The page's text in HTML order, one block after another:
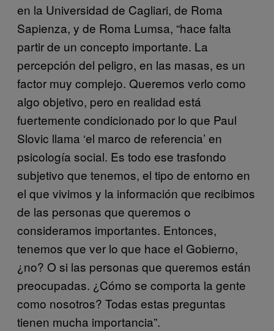
en la Universidad de Cagliari, de Roma
Sapienza, y de Roma Lumsa, “hace falta
partir de un concepto importante. La
percepción del peligro, en las masas, es un
factor muy complejo. Queremos verlo como
algo objetivo, pero en realidad está
fuertemente condicionado por lo que Paul
Slovic llama ‘el marco de referencia’ en
psicología social. Es todo ese trasfondo
subjetivo que tenemos, el tipo de entorno en
el que vivimos y la información que recibimos
de las personas que queremos o
consideramos importantes. Entonces,
tenemos que ver lo que hace el Gobierno,
¿no? O si las personas que queremos están
preocupadas. ¿Cómo se comporta la gente
como nosotros? Todas estas preguntas
tienen mucha importancia”.